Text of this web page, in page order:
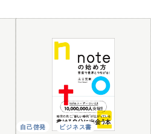
自己啓発
ビジネス書